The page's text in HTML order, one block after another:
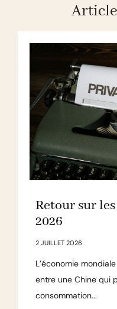
Retour sur
2026
2 JUILLET 2026
L’économie
entre une Chine qui
consommation...